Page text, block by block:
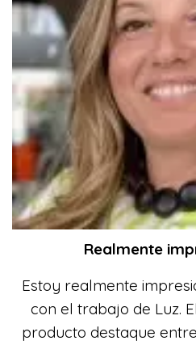
Realmente
Estoy realmente
con el trabajo de Luz.
producto destaque